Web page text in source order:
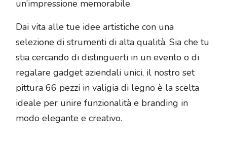
un’impressione memorabile.
Dai vita alle tue idee artistiche con una
selezione di strumenti di alta qualità. Sia che tu
stia cercando di distinguerti in un evento o di
regalare gadget aziendali unici, il nostro set
pittura 66 pezzi in valigia di legno è la scelta
ideale per unire funzionalità e branding in
modo elegante e creativo.